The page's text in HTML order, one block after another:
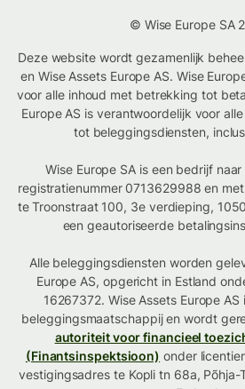
© Wise Europe SA
Deze website wordt gezamenlijk
en Wise Assets Europe AS. Wise
voor alle inhoud met betrekking tot
Europe AS is verantwoordelijk voor
tot beleggingsdiensten,
Wise Europe SA is een bedrijf
registratienummer 0713629988 en
te Troonstraat 100, 3e verdieping,
een geautoriseerde
Alle beleggingsdiensten worden
Europe AS, opgericht in Estland
16267372. Wise Assets Europe
beleggingsmaatschappij en wordt
autoriteit voor financieel
(Finantsinspektsioon) onder
vestigingsadres te Kopli tn 68a, Põhja-